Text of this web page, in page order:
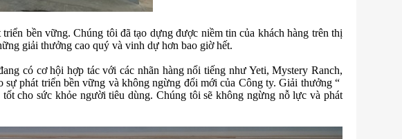
bền vững. Chúng tôi đã tạo dựng được niềm tin của khách hàng trên thị
giải thưởng cao quý và vinh dự hơn bao giờ hết.
có cơ hội hợp tác với các nhãn hàng nổi tiếng như Yeti, Mystery Ranch,
phát triển bền vững và không ngừng đổi mới của Công ty. Giải thưởng “
cho sức khỏe người tiêu dùng. Chúng tôi sẽ không ngừng nỗ lực và phát